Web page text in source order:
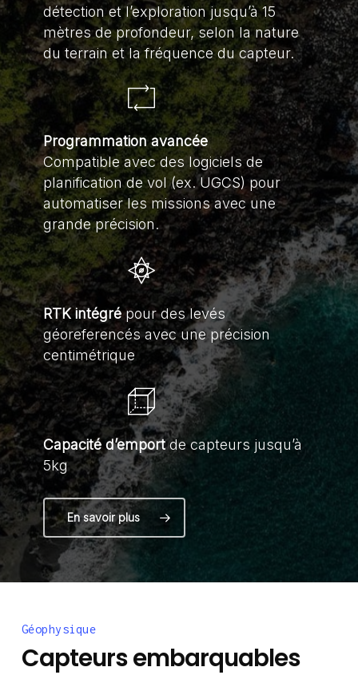
détection et l’exploration jusqu’à 15
mètres de profondeur, selon la nature
du terrain et la fréquence du capteur.
Programmation avancée
Compatible avec des logiciels de
planification de vol (ex. UGCS) pour
automatiser les missions avec une
grande précision.
RTK intégrépour des levés
géoreferencés avec une précision
centimétrique
Capacité d’emportde capteurs jusqu’à
5kg
En savoir plus
Géophysique
Capteurs embarquables